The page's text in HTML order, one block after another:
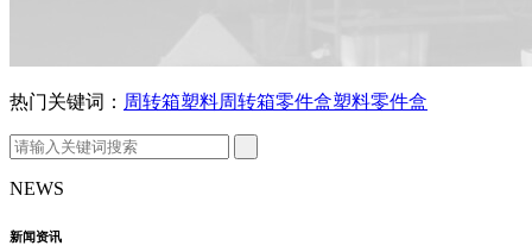
热门关键词： 周转箱塑料周转箱零件盒塑料零件盒
NEWS
新闻资讯